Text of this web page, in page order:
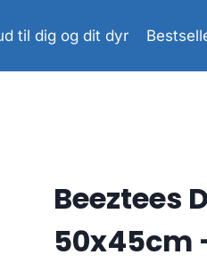
til dig og dit dyr
Beeztees
50x45cm